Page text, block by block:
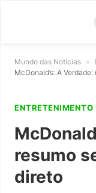
Mundo das Notícias »
McDonald’s: A
ENTRETENIMENTO
resumo
direto